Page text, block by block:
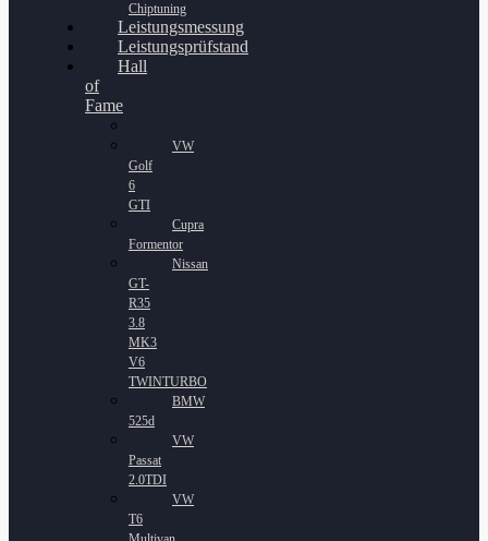
Chiptuning
Leistungsmessung
Leistungsprüfstand
Hall
of
Fame
VW
Golf
6
GTI
Cupra
Formentor
Nissan
GT-
R35
3.8
MK3
V6
TWINTURBO
BMW
525d
VW
Passat
2.0TDI
VW
T6